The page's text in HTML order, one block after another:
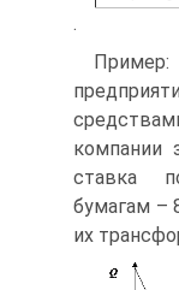
.
компании
ставка
бумагам –
их